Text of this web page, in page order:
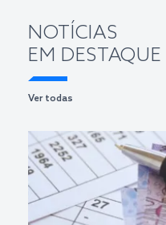
NOTÍCIAS
EM DESTAQUE
Ver todas